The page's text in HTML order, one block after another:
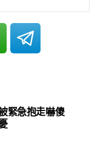
緊急抱走嚇傻